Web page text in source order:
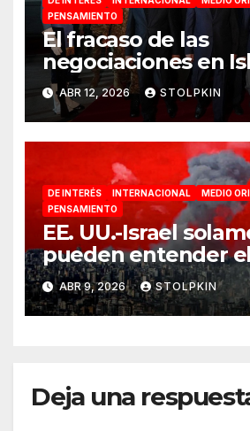
PENSAMIENTO
El fracaso de las
negociaciones en
ABR 12, 2026 STOLPKIN
DE INTERÉS INTERNACIONAL
MEDIO
PENSAMIENTO
EE. UU.-Israel
pueden entender
de la guerra
ABR 9, 2026 STOLPKIN
Deja una